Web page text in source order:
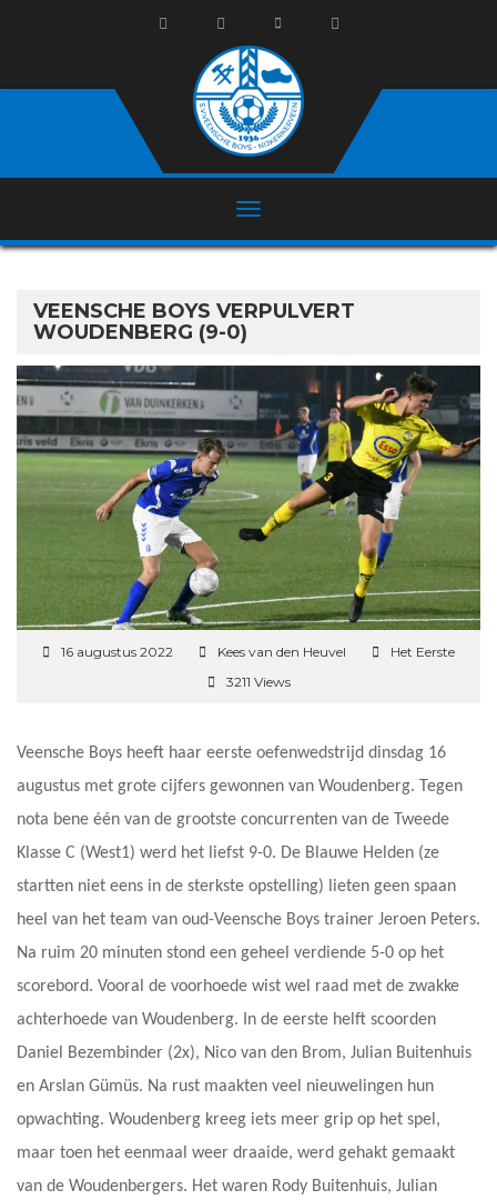
VEENSCHE BOYS VERPULVERT
WOUDENBERG (9-0)
16 augustus 2022 Kees van den Heuvel
Het Eerste
3211 Views
Veensche Boys heeft haar eerste oefenwedstrijd dinsdag 16
augustus met grote cijfers gewonnen van Woudenberg. Tegen
nota bene één van de grootste concurrenten van de Tweede
Klasse C (West1) werd het liefst 9-0. De Blauwe Helden (ze
startten niet eens in de sterkste opstelling) lieten geen spaan
heel van het team van oud-Veensche Boys trainer Jeroen Peters.
Na ruim 20 minuten stond een geheel verdiende 5-0 op het
scorebord. Vooral de voorhoede wist wel raad met de zwakke
achterhoede van Woudenberg. In de eerste helft scoorden
Daniel Bezembinder (2x), Nico van den Brom, Julian Buitenhuis
en Arslan Gümüs. Na rust maakten veel nieuwelingen hun
opwachting. Woudenberg kreeg iets meer grip op het spel,
maar toen het eenmaal weer draaide, werd gehakt gemaakt
van de Woudenbergers. Het waren Rody Buitenhuis, Julian